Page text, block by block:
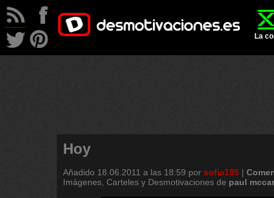
La
Hoy
Añadido 18.06.2011 a las 18:59 por sofia195 |
Imágenes, Carteles y Desmotivaciones de paul